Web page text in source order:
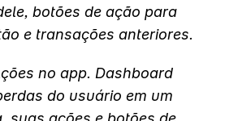
botões de ação para
e transações anteriores.
no app. Dashboard
do usuário em um